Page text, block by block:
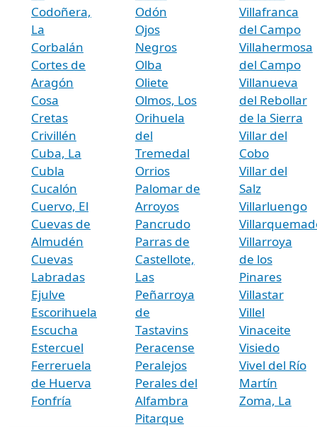
Codoñera,
La
Corbalán
Cortes de
Aragón
Cosa
Cretas
Crivillén
Cuba, La
Cubla
Cucalón
Cuervo, El
Cuevas de
Almudén
Cuevas
Labradas
Ejulve
Escorihuela
Escucha
Estercuel
Ferreruela
de Huerva
Fonfría
Odón
Ojos
Negros
Olba
Oliete
Olmos, Los
Orihuela
del
Tremedal
Orrios
Palomar de
Arroyos
Pancrudo
Parras de
Castellote,
Las
Peñarroya
de
Tastavins
Peracense
Peralejos
Perales del
Alfambra
Pitarque
Villafranca
del Campo
Villahermosa
del Campo
Villanueva
del Rebollar
de la Sierra
Villar del
Cobo
Villar del
Salz
Villarluengo
Villarroya
de los
Pinares
Villastar
Villel
Vinaceite
Visiedo
Vivel del Río
Martín
Zoma, La